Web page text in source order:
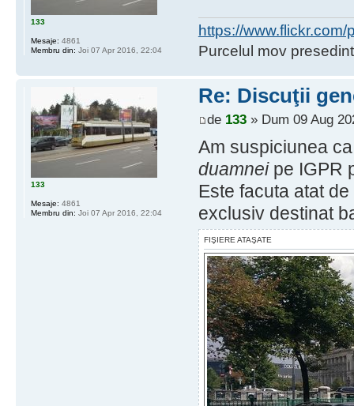
https://
Purcelul mov
133
Mesaje: 4861
Membru din: Joi 07 Apr 2016, 22:04
Re: Discuţii
de 133» Dum 09 Aug
Am suspiciunea
duamneipe IGPR
Este facuta atat
exclusiv destinat
FIŞIERE ATAŞATE
133
Mesaje: 4861
Membru din: Joi 07 Apr 2016, 22:04